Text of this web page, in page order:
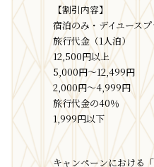
【割引内容】
宿泊のみ・デイユース
旅行代金（1人泊
12,500円以上
5,000円〜12,499円
2,000円～4,999円
旅行代金の40％
1,999円以下
キャンペーンにおける